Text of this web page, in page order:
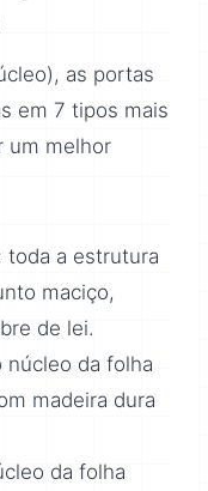
as portas
em 7 tipos mais
um melhor
toda a estrutura
maciço,
de lei.
núcleo da folha
madeira dura
da folha